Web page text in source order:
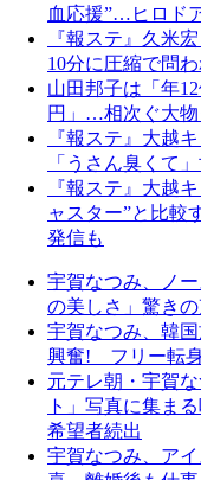
血応援”…ヒロド
『報ステ』久米
10分に圧縮で問
山田邦子は「年
円」…相次ぐ大物
『報ステ』大越
「うさん臭くて
『報ステ』大越
ャスター”と比較
発信も
宇賀なつみ、ノ
の美しさ」驚き
宇賀なつみ、韓
興奮! フリー転身
元テレ朝・宇賀
ト」写真に集ま
希望者続出
宇賀なつみ、ア